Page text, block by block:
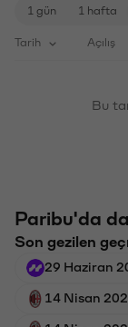
1 gün 1 hafta
Tarih Açılış
Bu
Paribu'da
Son gezilen
29 Haziran
14 Nisan